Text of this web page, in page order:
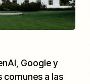
Google y
comunes a las